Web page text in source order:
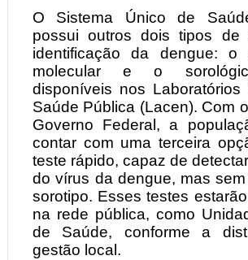
O Sistema Único de
possui outros dois tipos de
identificação da dengue: o
molecular e o
disponíveis nos Laboratórios
Saúde Pública (Lacen). Com
Governo Federal, a
contar com uma terceira
teste rápido, capaz de
do vírus da dengue, mas
sorotipo. Esses testes
na rede pública, como
de Saúde, conforme a
gestão local.